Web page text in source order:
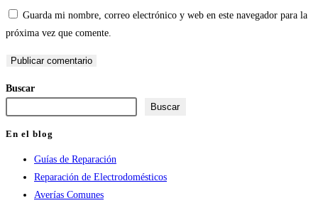
de
usuario
comentar
correo
electrónico
comentar
de
tu
(opcional)
Guarda mi nombre, correo electrónico y web en este navegador para la
próxima vez que comente.
Buscar
Buscar
En el blog
Guías de Reparación
Reparación de Electrodomésticos
Averías Comunes